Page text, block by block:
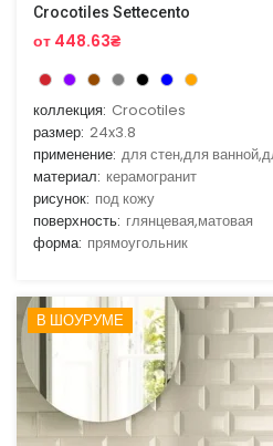
Crocotiles Settecento
от 448.63₴
коллекция: Crocotiles
размер: 24x3.8
применение: для стен,для
материал: керамогранит
рисунок: под кожу
поверхность: глянцевая,матовая
форма: прямоугольник
В ШОУРУМЕ